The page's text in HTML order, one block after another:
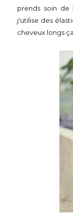
prends soin
j'utilise des
cheveux longs